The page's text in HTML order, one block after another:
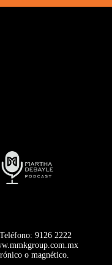
9126 2222
o magnético.